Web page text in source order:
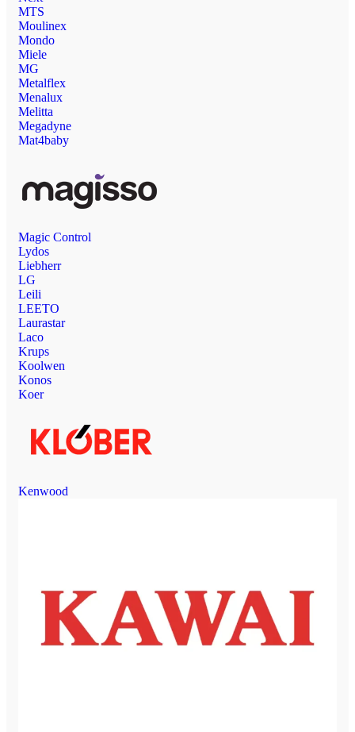
MTS
Moulinex
Mondo
Miele
MG
Metalflex
Menalux
Melitta
Megadyne
Mat4baby
Magic Control
Lydos
Liebherr
LG
Leili
LEETO
Laurastar
Laco
Krups
Koolwen
Konos
Koer
Kenwood